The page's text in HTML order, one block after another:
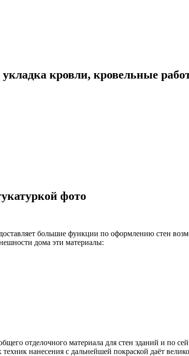
кровли, кровельные
фото
большие функции по оформлению стен
дома эти материалы:
отделочного материала для стен зданий и по
нанесения с дальнейшей покраской даёт